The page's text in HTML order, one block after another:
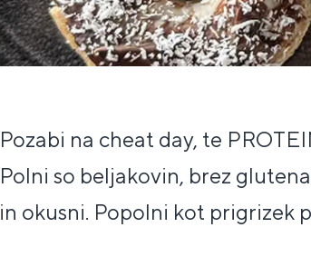
Pozabi na cheat day, te
Polni so beljakovin, brez
in okusni. Popolni kot prigrizek